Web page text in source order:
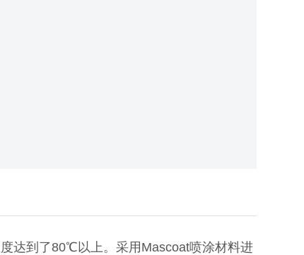
达到了80℃以上。采用Mascoat喷涂材料进